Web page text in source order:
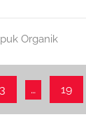
Organik
3 … 19